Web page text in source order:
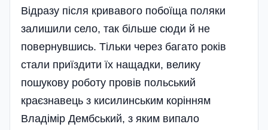
Відразу після кривавого побоїща поляки
залишили село, так більше сюди й не
повернувшись. Тільки через багато років
стали приїздити їх нащадки, велику
пошукову роботу провів польський
краєзнавець з кисилинським корінням
Владімір Дембський, з яким випало